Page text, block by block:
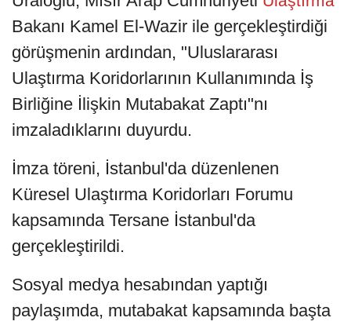
Bakanı Kamel El-Wazir ile gerçekleştirdiği
görüşmenin ardından, "Uluslararası
Ulaştırma Koridorlarının Kullanımında İş
Birliğine İlişkin Mutabakat Zaptı"nı
imzaladıklarını duyurdu.
İmza töreni, İstanbul'da düzenlenen
Küresel Ulaştırma Koridorları Forumu
kapsamında Tersane İstanbul'da
gerçekleştirildi.
Sosyal medya hesabından yaptığı
paylaşımda, mutabakat kapsamında başta